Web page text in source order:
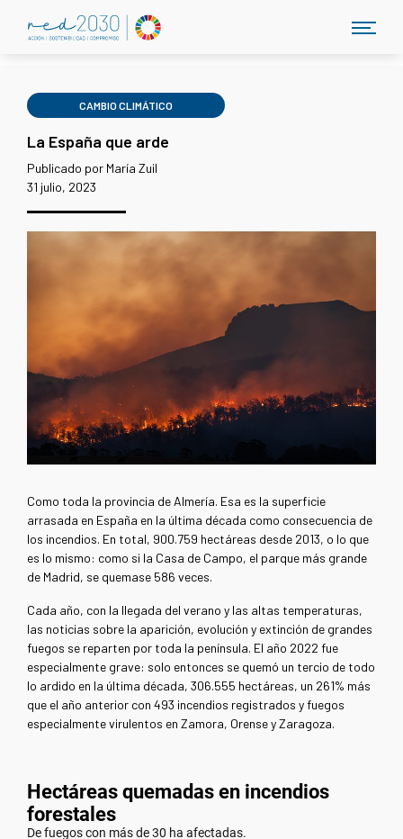
CAMBIO CLIMÁTICO
La España que arde
Publicado por María Zuil
31 julio, 2023
Como toda la provincia de Almería. Esa es la superficie
arrasada en España en la última década como consecuencia de
los incendios. En total, 900.759 hectáreas desde 2013, o lo que
es lo mismo: como si la Casa de Campo, el parque más grande
de Madrid, se quemase 586 veces.
Cada año, con la llegada del verano y las altas temperaturas,
las noticias sobre la aparición, evolución y extinción de grandes
fuegos se reparten por toda la península. El año 2022 fue
especialmente grave: solo entonces se quemó un tercio de todo
lo ardido en la última década, 306.555 hectáreas, un 261% más
que el año anterior con 493 incendios registrados y fuegos
especialmente virulentos en Zamora, Orense y Zaragoza.